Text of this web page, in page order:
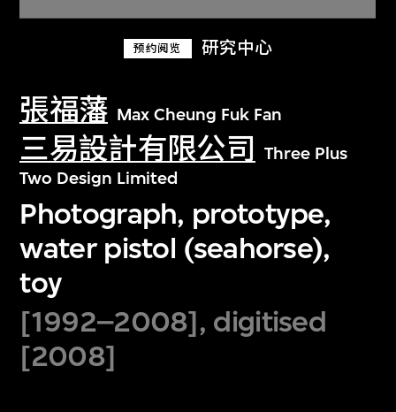
预约阅览 研究中心
張福藩 Max Cheung Fuk Fan
三易設計有限公司
Three Plus
Two Design Limited
Photograph, prototype,
water pistol (seahorse),
toy
[1992–2008], digitised
[2008]
关于M+藏品
探索世界顶级的二十及二十一世纪视觉
文化藏品。